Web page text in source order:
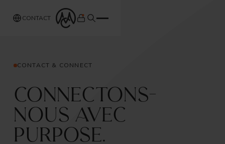
CONTACT
CONTACT & CONNECT
Connectons-
nous avec
Purpose.